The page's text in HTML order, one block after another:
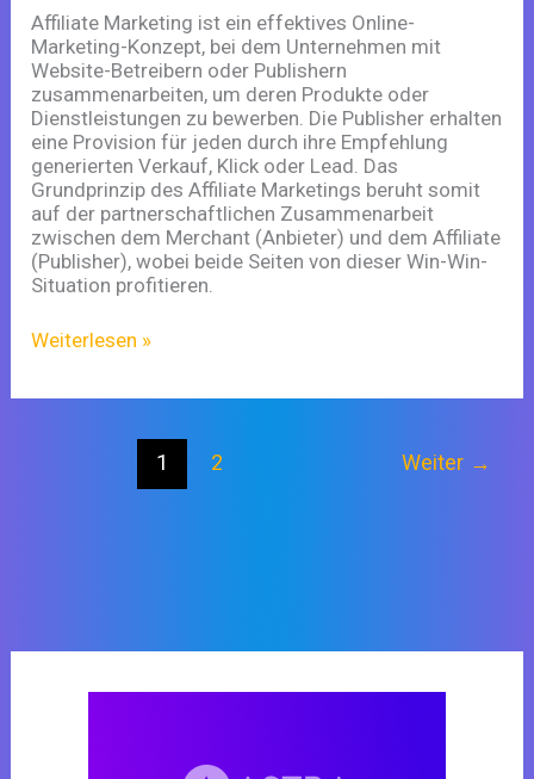
Affiliate Marketing ist ein effektives Online-
Marketing-Konzept, bei dem Unternehmen mit
Website-Betreibern oder Publishern
zusammenarbeiten, um deren Produkte oder
Dienstleistungen zu bewerben. Die Publisher erhalten
eine Provision für jeden durch ihre Empfehlung
generierten Verkauf, Klick oder Lead. Das
Grundprinzip des Affiliate Marketings beruht somit
auf der partnerschaftlichen Zusammenarbeit
zwischen dem Merchant (Anbieter) und dem Affiliate
(Publisher), wobei beide Seiten von dieser Win-Win-
Situation profitieren.
Weiterlesen »
1 2 Weiter →